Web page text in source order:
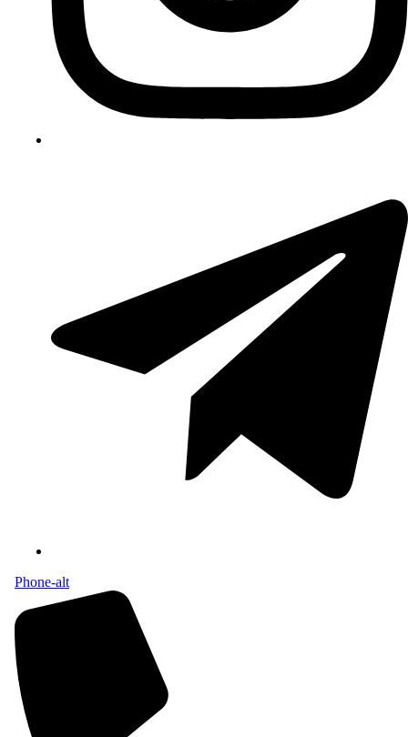
Phone-alt